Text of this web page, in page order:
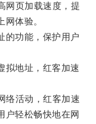
页加载速度，提
体验。
功能，保护用户
地址，红客加速
活动，红客加速
户轻松畅快地在网